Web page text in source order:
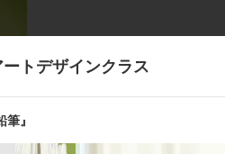
#07
トデザインクラス
筆』